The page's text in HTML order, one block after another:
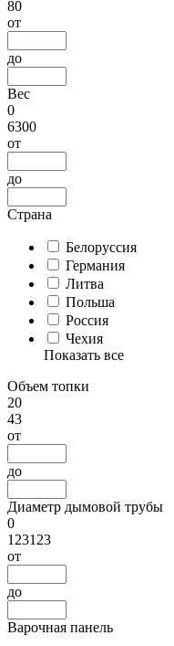
80
от
до
Вес
0
6300
от
до
Страна
Белоруссия
Германия
Литва
Польша
Россия
Чехия
Показать все
Объем топки
20
43
от
до
Диаметр дымовой трубы
0
123123
от
до
Варочная панель